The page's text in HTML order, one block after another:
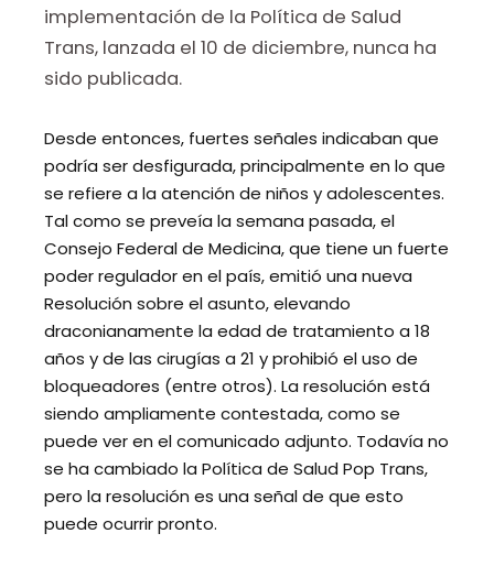
implementación de la Política de Salud
Trans, lanzada el 10 de diciembre, nunca ha
sido publicada.
Desde entonces, fuertes señales indicaban que
podría ser desfigurada, principalmente en lo que
se refiere a la atención de niños y adolescentes.
Tal como se preveía la semana pasada, el
Consejo Federal de Medicina, que tiene un fuerte
poder regulador en el país, emitió una nueva
Resolución sobre el asunto, elevando
draconianamente la edad de tratamiento a 18
años y de las cirugías a 21 y prohibió el uso de
bloqueadores (entre otros). La resolución está
siendo ampliamente contestada, como se
puede ver en el comunicado adjunto. Todavía no
se ha cambiado la Política de Salud Pop Trans,
pero la resolución es una señal de que esto
puede ocurrir pronto.